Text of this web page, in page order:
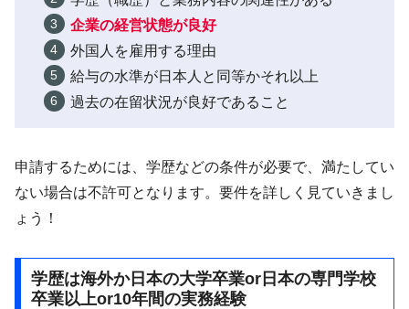
企業の経営状態が良好
外国人を雇用する理由
給与の水準が日本人と同等かそれ以上
過去の在留状況が良好であること
申請するためには、学歴などの条件が必要で、満たしてい
ない場合は不許可となります。要件を詳しく見ていきまし
ょう！
学歴は海外か日本の大学卒業or日本の専門学校
卒業以上or10年間の実務経験